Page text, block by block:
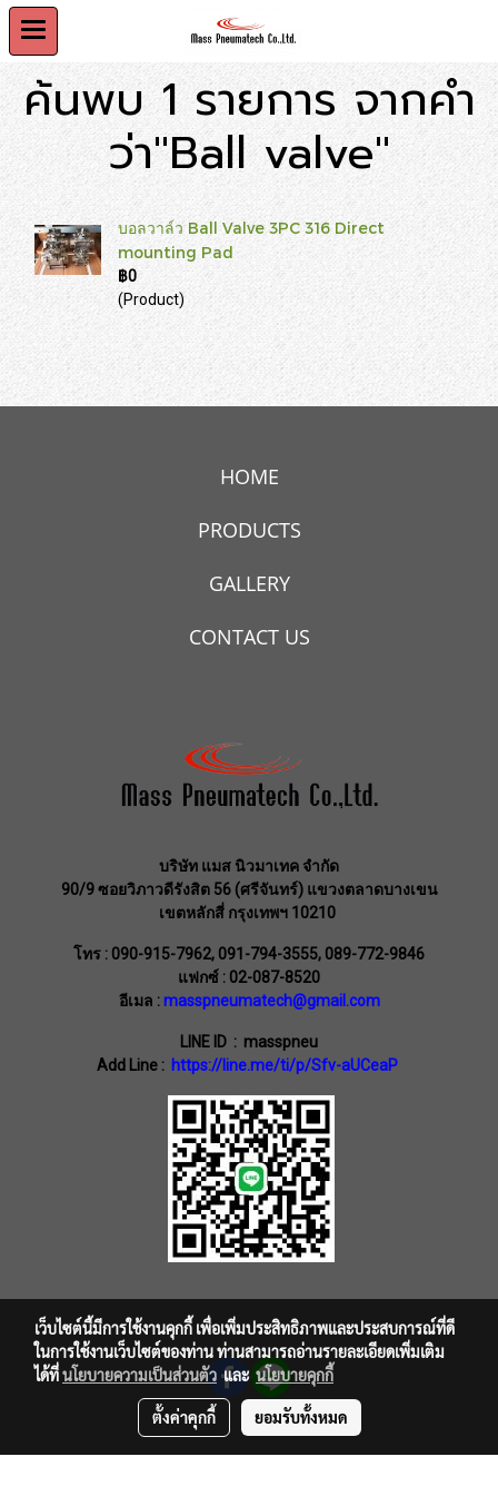
ค้นพบ 1 รายการ จากคำ
ว่า"Ball valve"
บอลวาล์ว Ball Valve 3PC 316 Direct
mounting Pad
฿0
(Product)
HOME
PRODUCTS
GALLERY
CONTACT US
บริษัท แมส นิวมาเทค จำกัด
90/9 ซอยวิภาวดีรังสิต 56 (ศรีจันทร์) แขวงตลาดบางเขน
เขตหลักสี่ กรุงเทพฯ 10210
โทร : 090-915-7962, 091-794-3555, 089-772-9846
แฟกซ์ : 02-087-8520
อีเมล : masspneumatech@gmail.com
LINE ID : masspneu
Add Line : https://line.me/ti/p/Sfv-aUCeaP
เว็บไซต์นี้มีการใช้งานคุกกี้ เพื่อเพิ่มประสิทธิภาพและประสบการณ์ที่ดี
ในการใช้งานเว็บไซต์ของท่าน ท่านสามารถอ่านรายละเอียดเพิ่มเติม
ได้ที่นโยบายความเป็นส่วนตัว และนโยบายคุกกี้
ตั้งค่าคุกกี้ ยอมรับทั้งหมด